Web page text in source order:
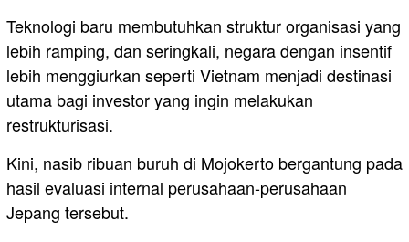
Teknologi baru membutuhkan struktur organisasi yang
lebih ramping, dan seringkali, negara dengan insentif
lebih menggiurkan seperti Vietnam menjadi destinasi
utama bagi investor yang ingin melakukan
restrukturisasi.
Kini, nasib ribuan buruh di Mojokerto bergantung pada
hasil evaluasi internal perusahaan-perusahaan
Jepang tersebut.